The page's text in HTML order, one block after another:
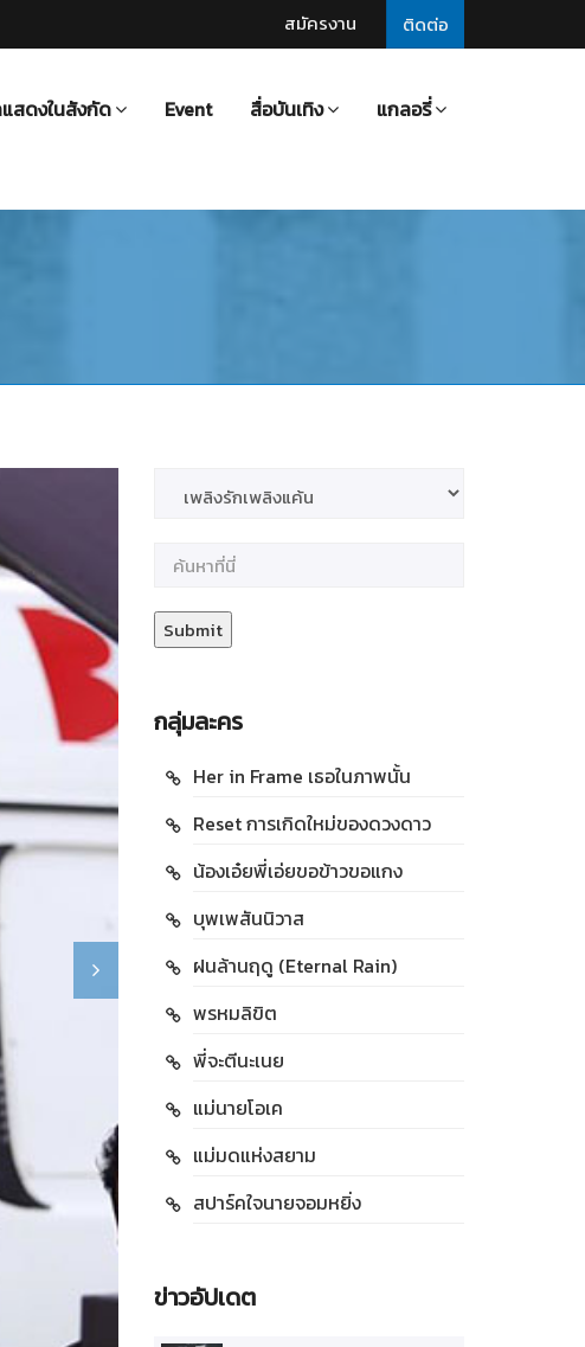
ติดต่อ
สมัครงาน
สดงในสังกัด Event สื่อบันเทิง แกลอรี่
กลุ่มละคร
Her in Frame เธอในภาพนั้น
Reset การเกิดใหม่ของดวงดาว
น้องเอ๋ยพี่เอ่ยขอข้าวขอแกง
บุพเพสันนิวาส
ฝนล้านฤดู (Eternal Rain)
พรหมลิขิต
พี่จะตีนะเนย
แม่นายโอเค
แม่มดแห่งสยาม
สปาร์คใจนายจอมหยิ่ง
ข่าวอัปเดต